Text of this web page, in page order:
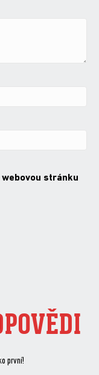
stránku
první!